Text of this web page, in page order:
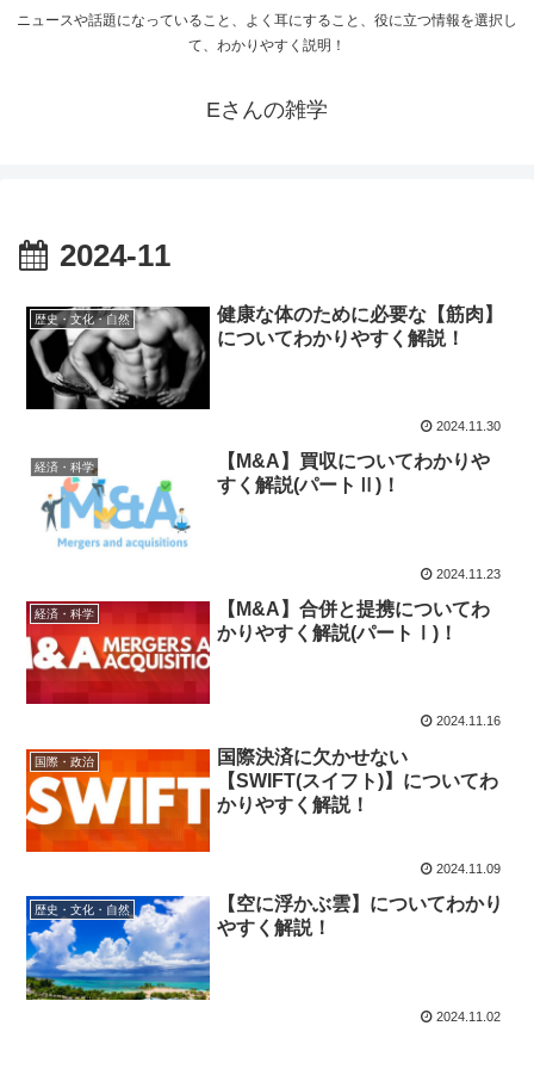
ニュースや話題になっていること、よく耳にすること、役に立つ情報を選択し
て、わかりやすく説明！
Eさんの雑学
2024-11
歴史・文化・自然
健康な体のために必要な【筋肉】
についてわかりやすく解説！
2024.11.30
経済・科学
【M&A】買収についてわかりや
すく解説(パートⅡ)！
2024.11.23
経済・科学
【M&A】合併と提携についてわ
かりやすく解説(パートⅠ)！
2024.11.16
国際・政治
国際決済に欠かせない
【SWIFT(スイフト)】についてわ
かりやすく解説！
2024.11.09
歴史・文化・自然
【空に浮かぶ雲】についてわかり
やすく解説！
2024.11.02